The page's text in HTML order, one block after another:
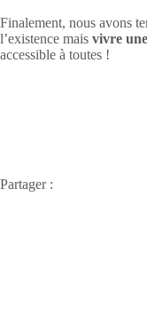
Finalement, nous avons
l’existence mais vivre
accessible à toutes !
Partager :